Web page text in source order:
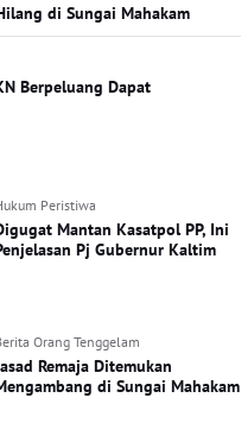
di Sungai Mahakam
Berpeluang Dapat
Peristiwa
Mantan Kasatpol PP, Ini
Pj Gubernur Kaltim
Orang Tenggelam
Remaja Ditemukan
di Sungai Mahakam